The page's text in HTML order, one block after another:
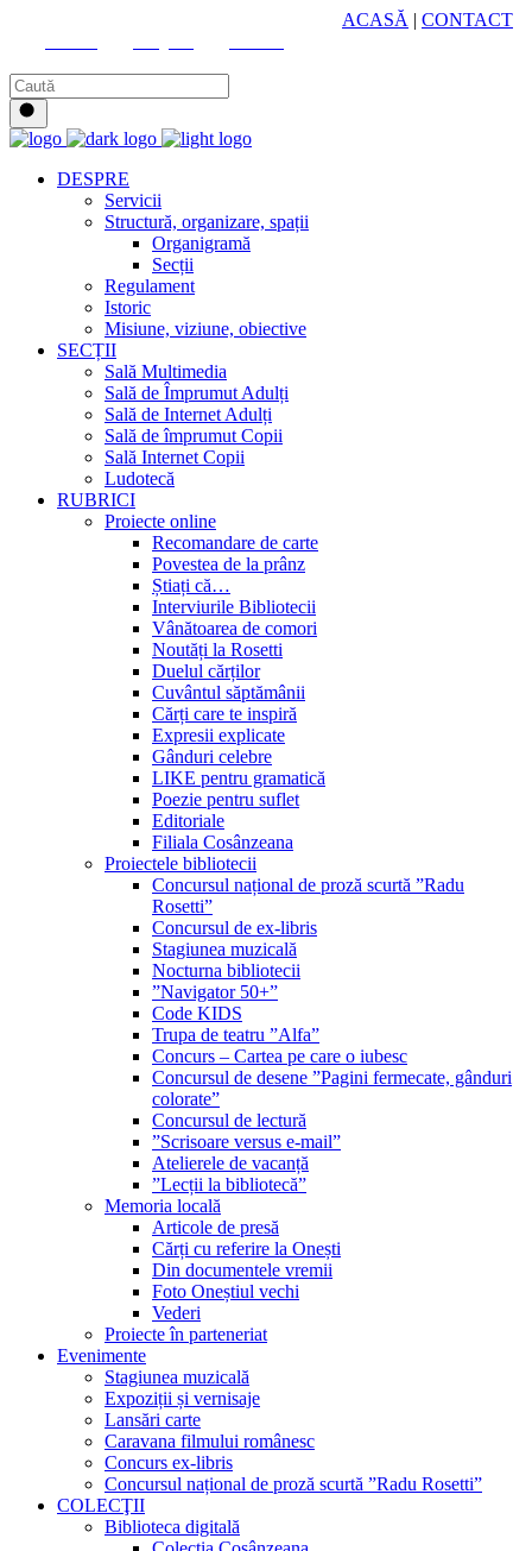
ACASĂ | CONTACT
DESPRE
Servicii
Structură, organizare, spații
Organigramă
Secții
Regulament
Istoric
Misiune, viziune, obiective
SECȚII
Sală Multimedia
Sală de Împrumut Adulți
Sală de Internet Adulți
Sală de împrumut Copii
Sală Internet Copii
Ludotecă
RUBRICI
Proiecte online
Recomandare de carte
Povestea de la prânz
Știați că…
Interviurile Bibliotecii
Vânătoarea de comori
Noutăți la Rosetti
Duelul cărților
Cuvântul săptămânii
Cărți care te inspiră
Expresii explicate
Gânduri celebre
LIKE pentru gramatică
Poezie pentru suflet
Editoriale
Filiala Cosânzeana
Proiectele bibliotecii
Concursul național de proză scurtă ”Radu
Rosetti”
Concursul de ex-libris
Stagiunea muzicală
Nocturna bibliotecii
”Navigator 50+”
Code KIDS
Trupa de teatru ”Alfa”
Concurs – Cartea pe care o iubesc
Concursul de desene ”Pagini fermecate, gânduri
colorate”
Concursul de lectură
”Scrisoare versus e-mail”
Atelierele de vacanță
”Lecții la bibliotecă”
Memoria locală
Articole de presă
Cărți cu referire la Onești
Din documentele vremii
Foto Oneștiul vechi
Vederi
Proiecte în parteneriat
Evenimente
Stagiunea muzicală
Expoziții și vernisaje
Lansări carte
Caravana filmului românesc
Concurs ex-libris
Concursul național de proză scurtă ”Radu Rosetti”
COLECŢII
Biblioteca digitală